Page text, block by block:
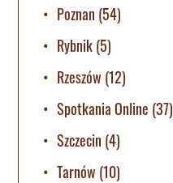
Poznan (54)
Rybnik(5)
Rzeszów (12)
Spotkania Online (37)
Szczecin (4)
Tarnów (10)